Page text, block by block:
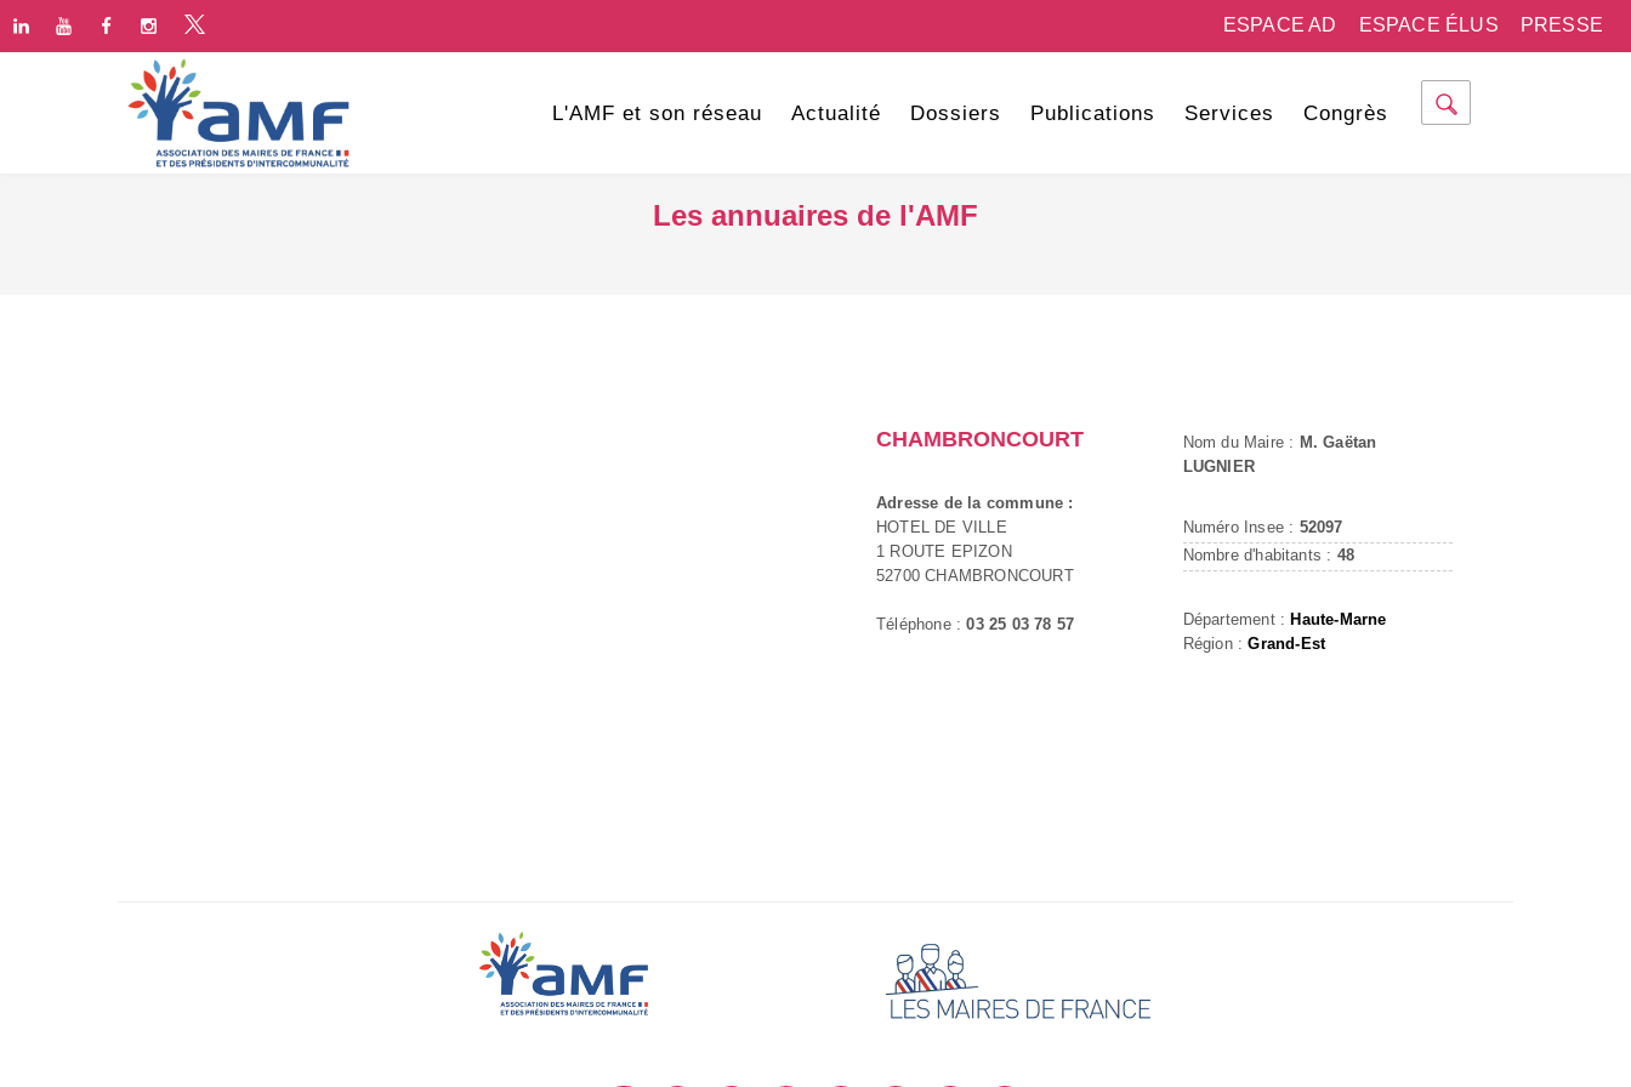
PRESSE
ESPACE ÉLUS
ESPACE AD
L'AMF et son réseau Actualité Dossiers Publications Services Congrès
Les annuaires de l'AMF
CHAMBRONCOURT
Adresse de la commune :
HOTEL DE VILLE
1 ROUTE EPIZON
52700 CHAMBRONCOURT
Téléphone :03 25 03 78 57
Nom du Maire : M. Gaëtan
LUGNIER
Numéro Insee : 52097
Nombre d'habitants : 48
Département : Haute-Marne
Région :Grand-Est